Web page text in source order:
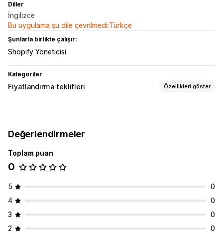
Diller
İngilizce
Bu uygulama şu dile çevrilmedi:Türkçe
Şunlarla birlikte çalışır:
Shopify Yöneticisi
Kategoriler
Fiyatlandırma teklifleri Özellikleri göster
Özelleştirme
Faturalar PDF oluşturma
Değerlendirmeler
Toplam puan
0
5
0
4
0
3
0
2
0